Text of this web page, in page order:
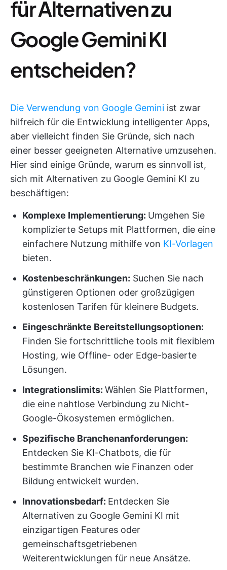
für Alternativen zu
Google Gemini KI
entscheiden?
Die Verwendung von Google Gemini ist zwar
hilfreich für die Entwicklung intelligenter Apps,
aber vielleicht finden Sie Gründe, sich nach
einer besser geeigneten Alternative umzusehen.
Hier sind einige Gründe, warum es sinnvoll ist,
sich mit Alternativen zu Google Gemini KI zu
beschäftigen:
Komplexe Implementierung: Umgehen Sie
komplizierte Setups mit Plattformen, die eine
einfachere Nutzung mithilfe von KI-Vorlagen
bieten.
Kostenbeschränkungen: Suchen Sie nach
günstigeren Optionen oder großzügigen
kostenlosen Tarifen für kleinere Budgets.
Eingeschränkte Bereitstellungsoptionen:
Finden Sie fortschrittliche tools mit flexiblem
Hosting, wie Offline- oder Edge-basierte
Lösungen.
Integrationslimits: Wählen Sie Plattformen,
die eine nahtlose Verbindung zu Nicht-
Google-Ökosystemen ermöglichen.
Spezifische Branchenanforderungen:
Entdecken Sie KI-Chatbots, die für
bestimmte Branchen wie Finanzen oder
Bildung entwickelt wurden.
Innovationsbedarf: Entdecken Sie
Alternativen zu Google Gemini KI mit
einzigartigen Features oder
gemeinschaftsgetriebenen
Weiterentwicklungen für neue Ansätze.